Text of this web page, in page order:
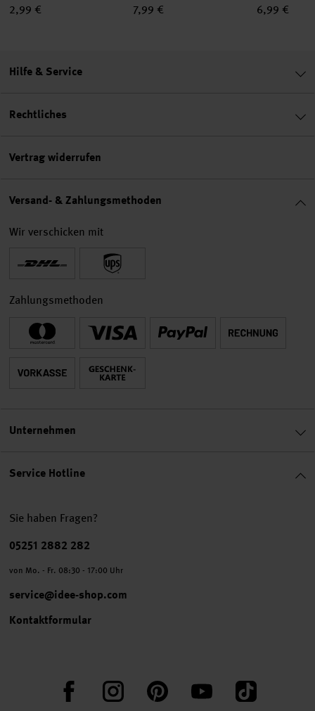
2,99 €
7,99 € 6,99 €
Service Hotline
Sie haben Fragen?
Telefonnummer
05251 2882 282
von Mo. - Fr. 08:30 - 17:00 Uhr
service@idee-shop.com
Kontaktformular
FacebookInstagram PinterestYouTube TikTok
Hilfe & Service
Rechtliches
Vertrag widerrufen
Versand- & Zahlungsmethoden
Wir verschicken mit
Zahlungsmethoden
Unternehmen